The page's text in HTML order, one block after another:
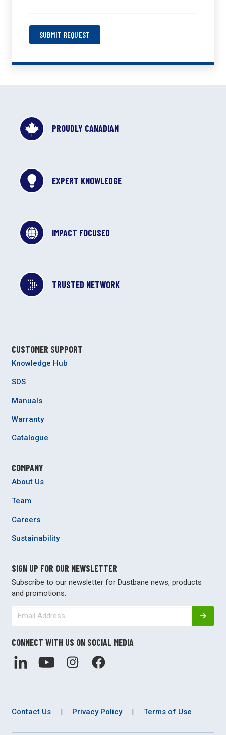
SUBMIT REQUEST
PROUDLY CANADIAN
EXPERT KNOWLEDGE
IMPACT FOCUSED
TRUSTED NETWORK
CUSTOMER SUPPORT
Knowledge Hub
SDS
Manuals
Warranty
Catalogue
COMPANY
About Us
Team
Careers
Sustainability
SIGN UP FOR OUR NEWSLETTER
Subscribe to our newsletter for Dustbane news, products
and promotions.
CONNECT WITH US ON SOCIAL MEDIA
Contact Us | Privacy Policy | Terms of Use